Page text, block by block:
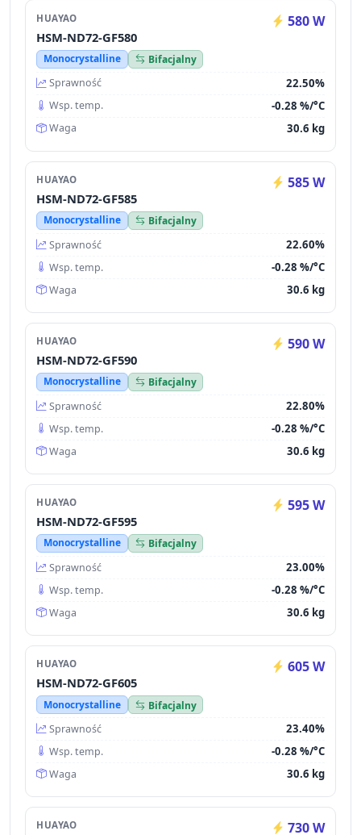
HUAYAO 580 W
HSM-ND72-GF580
Monocrystalline
Bifacjalny
Sprawność
22.50%
Wsp. temp. -0.28 %/°C
Waga 30.6 kg
HUAYAO 585 W
HSM-ND72-GF585
Monocrystalline
Bifacjalny
Sprawność
22.60%
Wsp. temp. -0.28 %/°C
Waga 30.6 kg
HUAYAO 590 W
HSM-ND72-GF590
Monocrystalline
Bifacjalny
Sprawność
22.80%
Wsp. temp. -0.28 %/°C
Waga 30.6 kg
HUAYAO 595 W
HSM-ND72-GF595
Monocrystalline
Bifacjalny
Sprawność
23.00%
Wsp. temp. -0.28 %/°C
Waga 30.6 kg
HUAYAO 605 W
HSM-ND72-GF605
Monocrystalline
Bifacjalny
Sprawność
23.40%
Wsp. temp. -0.28 %/°C
Waga 30.6 kg
HUAYAO 730 W